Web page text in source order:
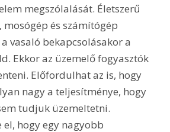
megszólalását. Életszerű
mosógép és számítógép
vasaló bekapcsolásakor a
Ekkor az üzemelő fogyasztók
Előfordulhat az is, hogy
nagy a teljesítménye, hogy
tudjuk üzemeltetni.
el, hogy egy nagyobb